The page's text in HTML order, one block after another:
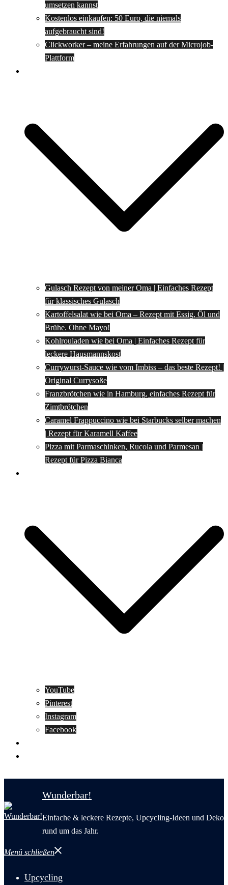
umsetzen kannst
Kostenlos einkaufen: 50 Euro, die niemals
aufgebraucht sind!
Clickworker – meine Erfahrungen auf der Microjob-
Plattform
Gulasch Rezept von meiner Oma | Einfaches Rezept
für klassisches Gulasch
Kartoffelsalat wie bei Oma – Rezept mit Essig, Öl und
Brühe. Ohne Mayo!
Kohlrouladen wie bei Oma | Einfaches Rezept für
leckere Hausmannskost
Currywurst-Sauce wie vom Imbiss – das beste Rezept! |
Original Currysoße
Franzbrötchen wie in Hamburg, einfaches Rezept für
Zimtbrötchen
Caramel Frappuccino wie bei Starbucks selber machen
| Rezept für Karamell Kaffee
Pizza mit Parmaschinken, Rucola und Parmesan |
Rezept für Pizza Bianca
YouTube
Pinterest
Instagram
Facebook
Wunderbar!
Einfache & leckere Rezepte, Upcycling-Ideen und Deko
rund um das Jahr.
Menü schließen
Upcycling